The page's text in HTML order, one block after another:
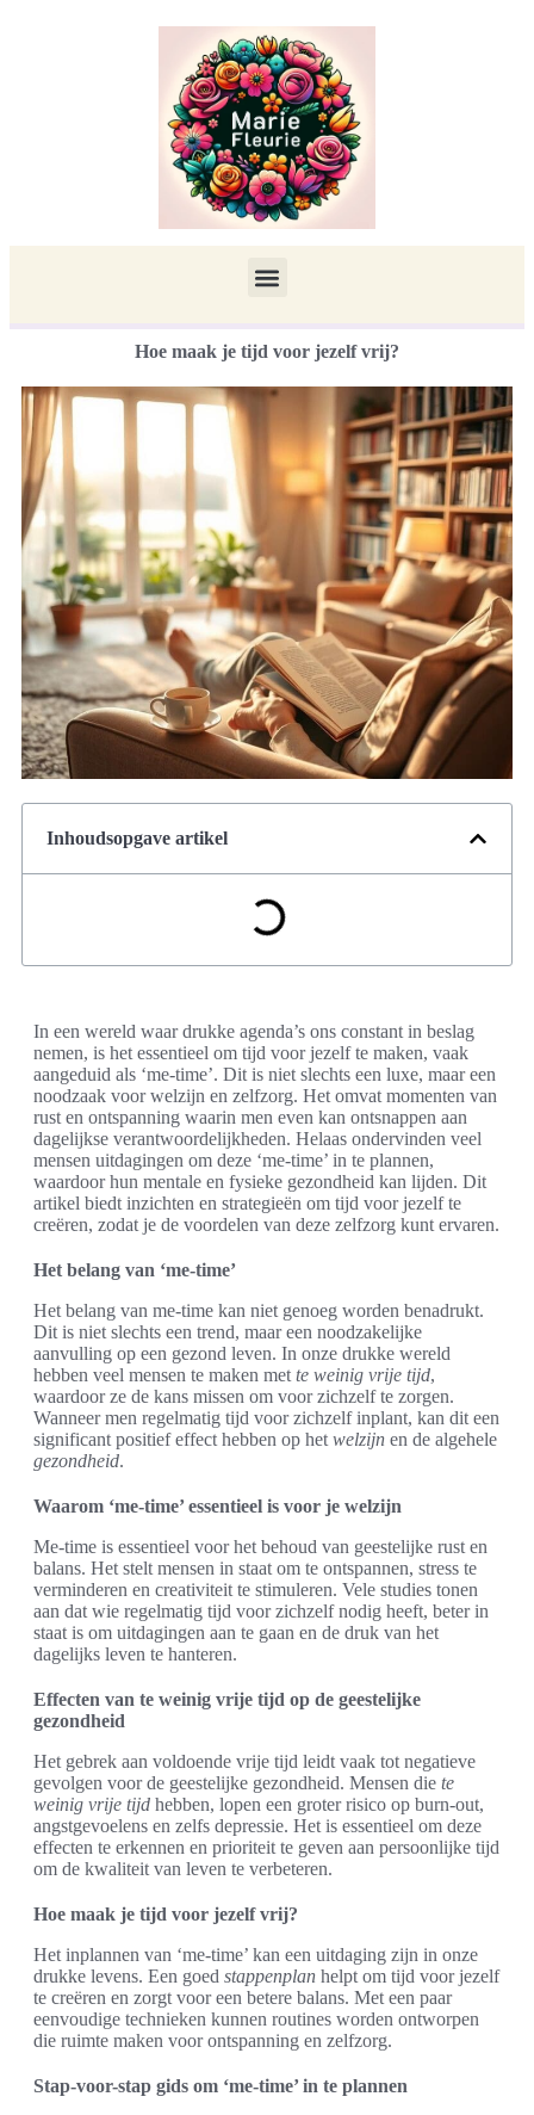
Hoe maak je tijd voor jezelf vrij?
Inhoudsopgave artikel
In een wereld waar drukke agenda’s ons constant in beslag
nemen, is het essentieel om tijd voor jezelf te maken, vaak
aangeduid als ‘me-time’. Dit is niet slechts een luxe, maar een
noodzaak voor welzijn en zelfzorg. Het omvat momenten van
rust en ontspanning waarin men even kan ontsnappen aan
dagelijkse verantwoordelijkheden. Helaas ondervinden veel
mensen uitdagingen om deze ‘me-time’ in te plannen,
waardoor hun mentale en fysieke gezondheid kan lijden. Dit
artikel biedt inzichten en strategieën om tijd voor jezelf te
creëren, zodat je de voordelen van deze zelfzorg kunt ervaren.
Het belang van ‘me-time’
Het belang van me-time kan niet genoeg worden benadrukt.
Dit is niet slechts een trend, maar een noodzakelijke
aanvulling op een gezond leven. In onze drukke wereld
hebben veel mensen te maken met te weinig vrije tijd,
waardoor ze de kans missen om voor zichzelf te zorgen.
Wanneer men regelmatig tijd voor zichzelf inplant, kan dit een
significant positief effect hebben op het welzijn en de algehele
gezondheid.
Waarom ‘me-time’ essentieel is voor je welzijn
Me-time is essentieel voor het behoud van geestelijke rust en
balans. Het stelt mensen in staat om te ontspannen, stress te
verminderen en creativiteit te stimuleren. Vele studies tonen
aan dat wie regelmatig tijd voor zichzelf nodig heeft, beter in
staat is om uitdagingen aan te gaan en de druk van het
dagelijks leven te hanteren.
Effecten van te weinig vrije tijd op de geestelijke
gezondheid
Het gebrek aan voldoende vrije tijd leidt vaak tot negatieve
gevolgen voor de geestelijke gezondheid. Mensen die te
weinig vrije tijd hebben, lopen een groter risico op burn-out,
angstgevoelens en zelfs depressie. Het is essentieel om deze
effecten te erkennen en prioriteit te geven aan persoonlijke tijd
om de kwaliteit van leven te verbeteren.
Hoe maak je tijd voor jezelf vrij?
Het inplannen van ‘me-time’ kan een uitdaging zijn in onze
drukke levens. Een goed stappenplan helpt om tijd voor jezelf
te creëren en zorgt voor een betere balans. Met een paar
eenvoudige technieken kunnen routines worden ontworpen
die ruimte maken voor ontspanning en zelfzorg.
Stap-voor-stap gids om ‘me-time’ in te plannen